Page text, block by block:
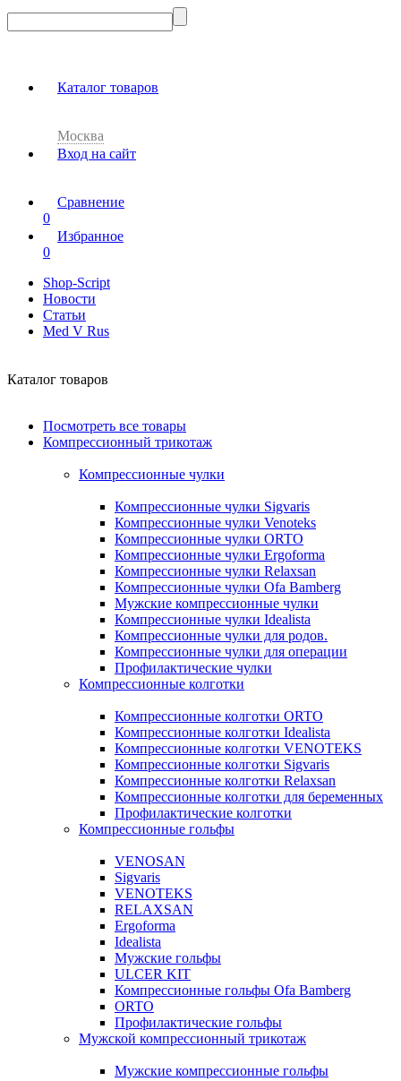
Каталог товаров
Москва
Вход на сайт
Сравнение
0
Избранное
0
Shop-Script
Новости
Статьи
Med V Rus
Каталог товаров
Посмотреть все товары
Компрессионный трикотаж
Компрессионные чулки
Компрессионные чулки Sigvaris
Компрессионные чулки Venoteks
Компрессионные чулки ORTO
Компрессионные чулки Ergoforma
Компрессионные чулки Relaxsan
Компрессионные чулки Ofa Bamberg
Мужские компрессионные чулки
Компрессионные чулки Idealista
Компрессионные чулки для родов.
Компрессионные чулки для операции
Профилактические чулки
Компрессионные колготки
Компрессионные колготки ORTO
Компрессионные колготки Idealista
Компрессионные колготки VENOTEKS
Компрессионные колготки Sigvaris
Компрессионные колготки Relaxsan
Компрессионные колготки для беременных
Профилактические колготки
Компрессионные гольфы
VENOSAN
Sigvaris
VENOTEKS
RELAXSAN
Ergoforma
Idealista
Мужские гольфы
ULCER KIT
Компрессионные гольфы Ofa Bamberg
ORTO
Профилактические гольфы
Мужской компрессионный трикотаж
Мужские компрессионные гольфы